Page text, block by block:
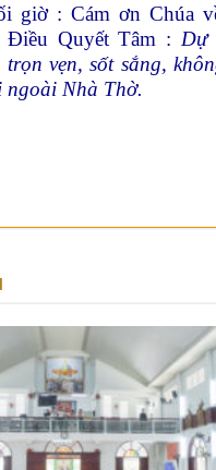
giờ : Cám ơn Chúa
Điều Quyết Tâm : Dự
vẹn, sốt sắng,
ngoài Nhà Thờ.